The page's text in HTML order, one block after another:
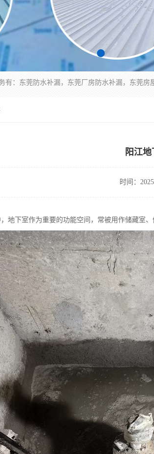
阳江
时间：
地下室作为重要的功能空间，常被用作储藏室、